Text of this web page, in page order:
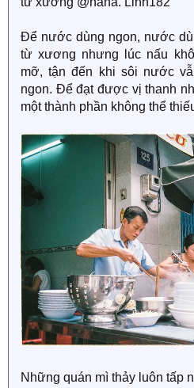
Để nước dùng ngon, nước
từ xương nhưng lúc nấu
mỡ, tận đến khi sôi nước
ngon. Để đạt được vị thanh
một thành phần không thể
Những quán mì thảy luôn tấp